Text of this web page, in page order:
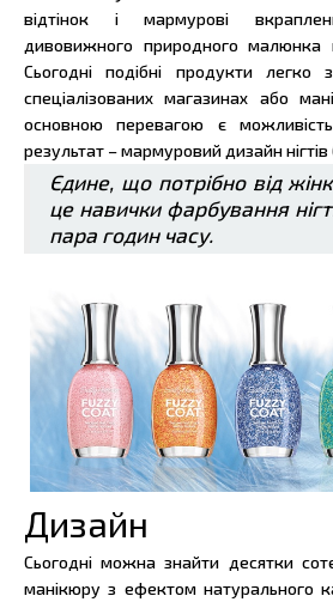
відтінок і мармурові
дивовижного природного малюнка
Сьогодні подібні продукти
спеціалізованих магазинах або
основною перевагою є
результат – мармуровий дизайн нігтів
Єдине, що потрібно від
це навички фарбування
пара годин часу.
Дизайн
Сьогодні можна знайти десятки
манікюру з ефектом натурального